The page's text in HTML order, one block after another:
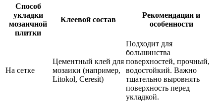
Способ
укладки
мозаичной
плитки
Клеевой состав
Рекомендации и
особенности
На сетке
Цементный клей для
мозаики (например,
Litokol, Ceresit)
Подходит для
большинства
поверхностей, прочный,
водостойкий. Важно
тщательно выровнять
поверхность перед
укладкой.